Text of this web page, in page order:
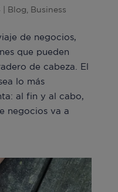
Blog Business
de negocios,
que pueden
de cabeza. El
lo más
al fin y al cabo,
negocios va a